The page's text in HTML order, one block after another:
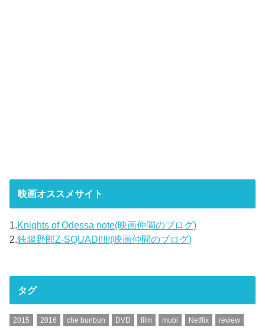
映画オススメサイト
1.Knights of Odessa note(映画仲間のブログ)
2.鉄腸野郎Z-SQUAD!!!!!(映画仲間のブログ)
タグ
2015 2016 che bunbun DVD film mubi Netflix
review